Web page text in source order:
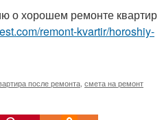
о хорошем ремонте квартир
remont-kvartir/horoshiy-
после ремонта смета на ремонт